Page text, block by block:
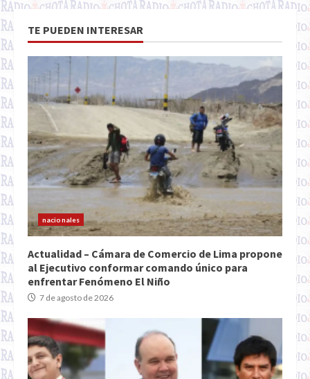
TE PUEDEN INTERESAR
nacionales
Actualidad – Cámara de Comercio de Lima propone
al Ejecutivo conformar comando único para
enfrentar Fenómeno El Niño
7 de agosto de 2026